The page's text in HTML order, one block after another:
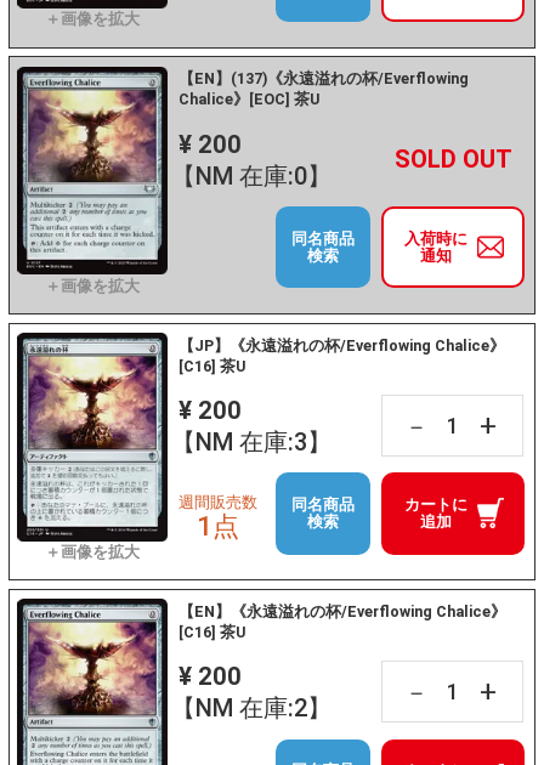
【EN】(137)《永遠溢れの杯/Everflowing
Chalice》[EOC] 茶U
¥ 200
【NM 在庫:0】
－ +
入荷時に
通知
同名商品
検索
【JP】《永遠溢れの杯/Everflowing Chalice》
[C16] 茶U
¥ 200
【NM 在庫:3】
－ +
カートに
追加
週間販売数
1点
同名商品
検索
【EN】《永遠溢れの杯/Everflowing Chalice》
[C16] 茶U
¥ 200
【NM 在庫:2】
－ +